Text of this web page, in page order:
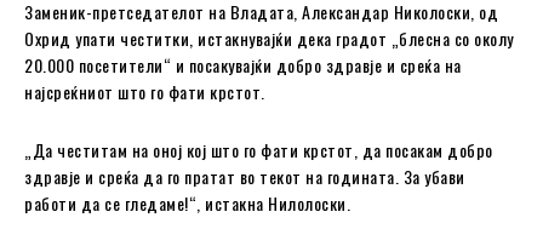
Заменик-претседателот на Владата, Александар Николоски, од
Охрид упати честитки, истакнувајќи дека градот „блесна со околу
20.000 посетители“ и посакувајќи добро здравје и среќа на
најсреќниот што го фати крстот.
„Да честитам на оној кој што го фати крстот, да посакам добро
здравје и среќа да го пратат во текот на годината. За убави
работи да се гледаме!“, истакна Нилолоски.